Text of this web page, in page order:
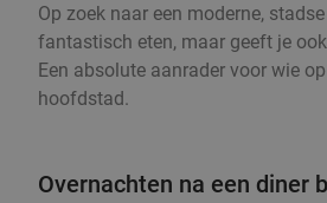
Op zoek naar een moderne,
fantastisch eten, maar geeft je
Een absolute aanrader voor wie
hoofdstad.
Overnachten na een diner